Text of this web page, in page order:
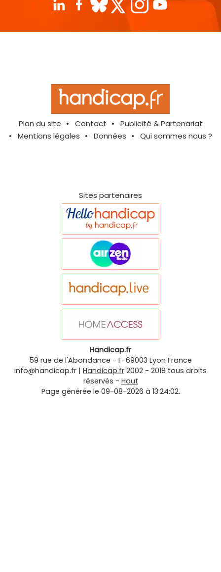
Plan du site Contact
Publicité & Partenariat
Mentions légales
Données Qui sommes nous ?
Sites partenaires
Handicap.fr
59 rue de l'Abondance - F-69003 Lyon France
info@handicap.fr | Handicap.fr 2002 - 2018 tous droits
réservés - Haut
Page générée le 09-08-2026 à 13:24:02.